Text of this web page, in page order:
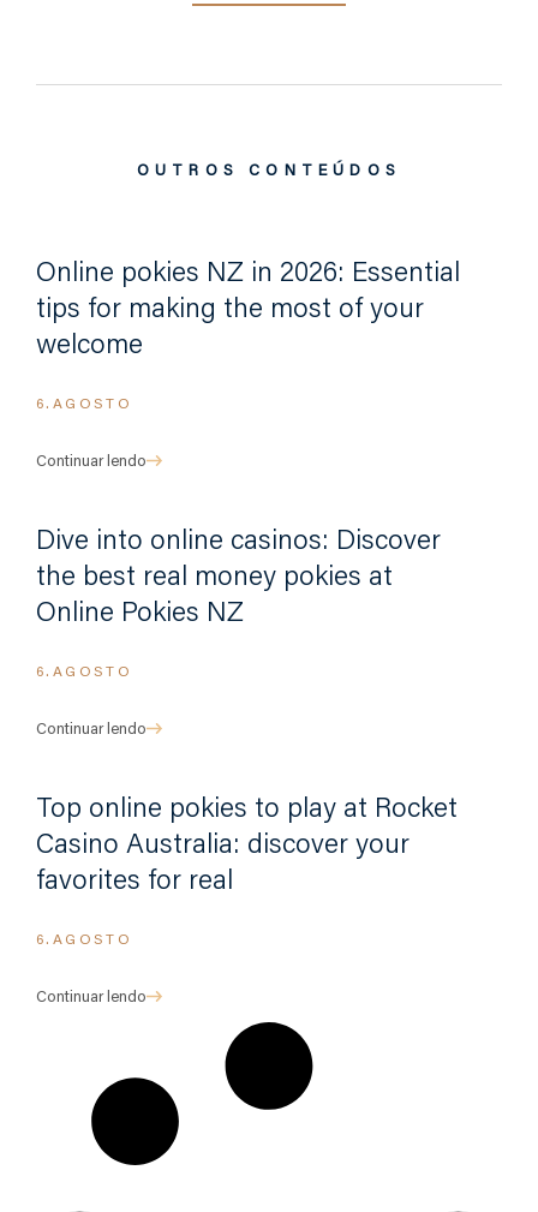
OUTROS CONTEÚDOS
Online pokies NZ in 2026: Essential
tips for making the most of your
welcome
6.AGOSTO
Continuar lendo
Dive into online casinos: Discover
the best real money pokies at
Online Pokies NZ
6.AGOSTO
Continuar lendo
Top online pokies to play at Rocket
Casino Australia: discover your
favorites for real
6.AGOSTO
Continuar lendo